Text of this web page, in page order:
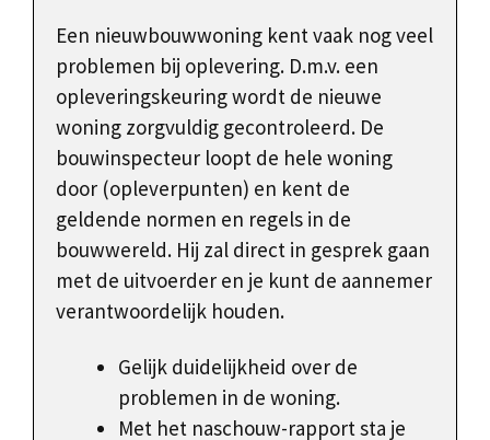
Een nieuwbouwwoning kent vaak nog veel
problemen bij oplevering. D.m.v. een
opleveringskeuring wordt de nieuwe
woning zorgvuldig gecontroleerd. De
bouwinspecteur loopt de hele woning
door (opleverpunten) en kent de
geldende normen en regels in de
bouwwereld. Hij zal direct in gesprek gaan
met de uitvoerder en je kunt de aannemer
verantwoordelijk houden.
Gelijk duidelijkheid over de
problemen in de woning.
Met het naschouw-rapport sta je